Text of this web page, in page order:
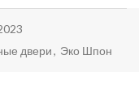
двери, Эко Шпон